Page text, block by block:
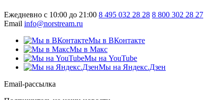
Ежедневно с 10:00 до 21:00 8 495 032 28 28 8 800 302 28 27
Email info@norstream.ru
Мы в ВКонтакте
Мы в Макс
Мы на YouTube
Мы на Яндекс.Дзен
Email-рассылка